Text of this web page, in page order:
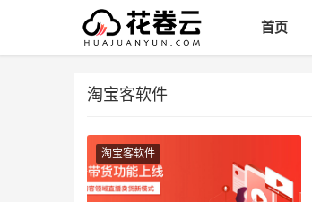
首页
淘宝客软件
淘宝客软件